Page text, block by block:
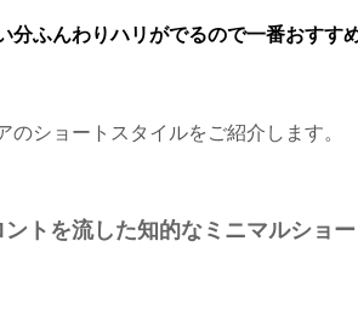
分ふんわりハリがでるので一番おすす
のショートスタイルをご紹介します。
トを流した知的なミニマルショー